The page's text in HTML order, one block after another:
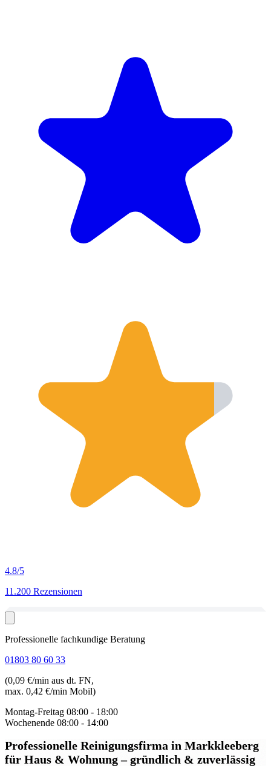
4.8/5
11.200 Rezensionen
Professionelle fachkundige Beratung
01803 80 60 33
(0,09 €/min aus dt. FN,
max. 0,42 €/min Mobil)
Montag-Freitag 08:00 - 18:00
Wochenende 08:00 - 14:00
Professionelle Reinigungsfirma in Markkleeberg
für Haus & Wohnung – gründlich & zuverlässig